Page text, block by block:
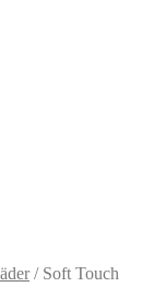
/ Soft Touch